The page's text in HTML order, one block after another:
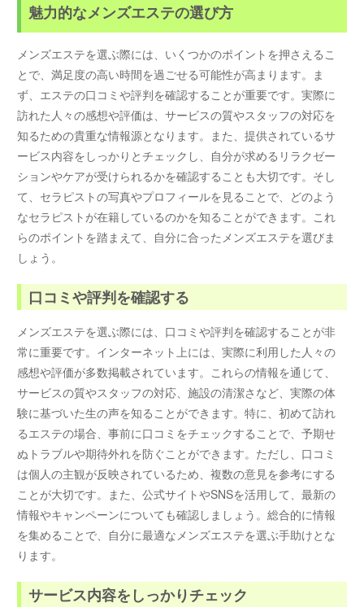
魅力的なメンズエステの選び方
メンズエステを選ぶ際には、いくつかのポイントを押さえるこ
とで、満足度の高い時間を過ごせる可能性が高まります。ま
ず、エステの口コミや評判を確認することが重要です。実際に
訪れた人々の感想や評価は、サービスの質やスタッフの対応を
知るための貴重な情報源となります。また、提供されているサ
ービス内容をしっかりとチェックし、自分が求めるリラクゼー
ションやケアが受けられるかを確認することも大切です。そし
て、セラピストの写真やプロフィールを見ることで、どのよう
なセラピストが在籍しているのかを知ることができます。これ
らのポイントを踏まえて、自分に合ったメンズエステを選びま
しょう。
口コミや評判を確認する
メンズエステを選ぶ際には、口コミや評判を確認することが非
常に重要です。インターネット上には、実際に利用した人々の
感想や評価が多数掲載されています。これらの情報を通じて、
サービスの質やスタッフの対応、施設の清潔さなど、実際の体
験に基づいた生の声を知ることができます。特に、初めて訪れ
るエステの場合、事前に口コミをチェックすることで、予期せ
ぬトラブルや期待外れを防ぐことができます。ただし、口コミ
は個人の主観が反映されているため、複数の意見を参考にする
ことが大切です。また、公式サイトやSNSを活用して、最新の
情報やキャンペーンについても確認しましょう。総合的に情報
を集めることで、自分に最適なメンズエステを選ぶ手助けとな
ります。
サービス内容をしっかりチェック